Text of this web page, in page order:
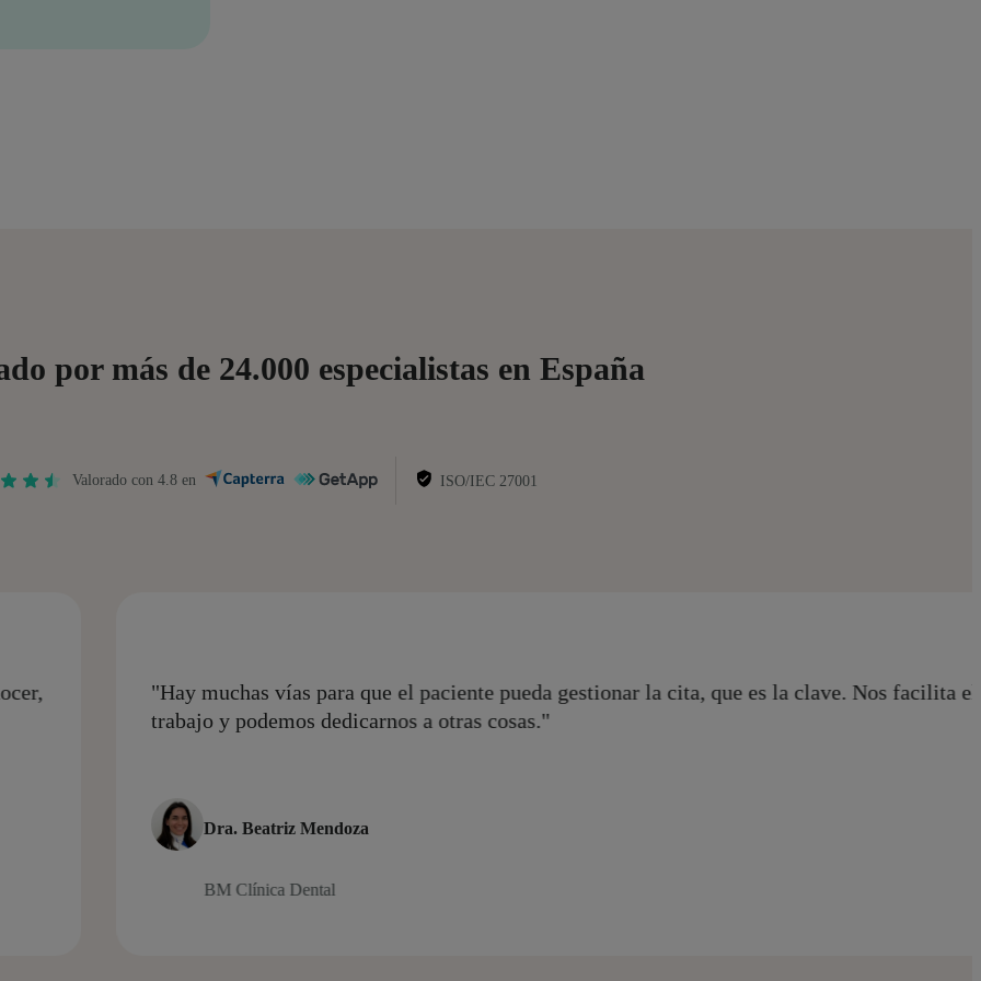
por más de 24.000 especialistas en España
Valorado con 4.8 en ISO/IEC 27001
gestionar la cita, que es la clave. Nos facilita el
"El sistema trabaja 24 horas, los 7 días